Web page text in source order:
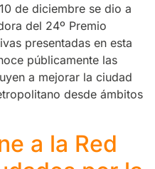
de diciembre se dio a
del 24º Premio
presentadas en esta
públicamente las
a mejorar la ciudad
desde ámbitos
a la Red